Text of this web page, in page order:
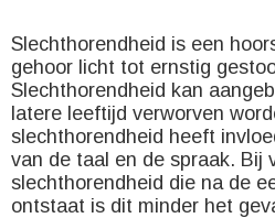
Slechthorendheid is een
gehoor licht tot ernstig
Slechthorendheid kan
latere leeftijd verworven
slechthorendheid heeft
van de taal en de spraak. Bij
slechthorendheid die na de
ontstaat is dit minder het